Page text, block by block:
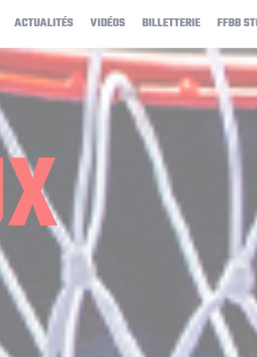
ACTUALITÉS VIDÉOS BILLETTERIE FFBB